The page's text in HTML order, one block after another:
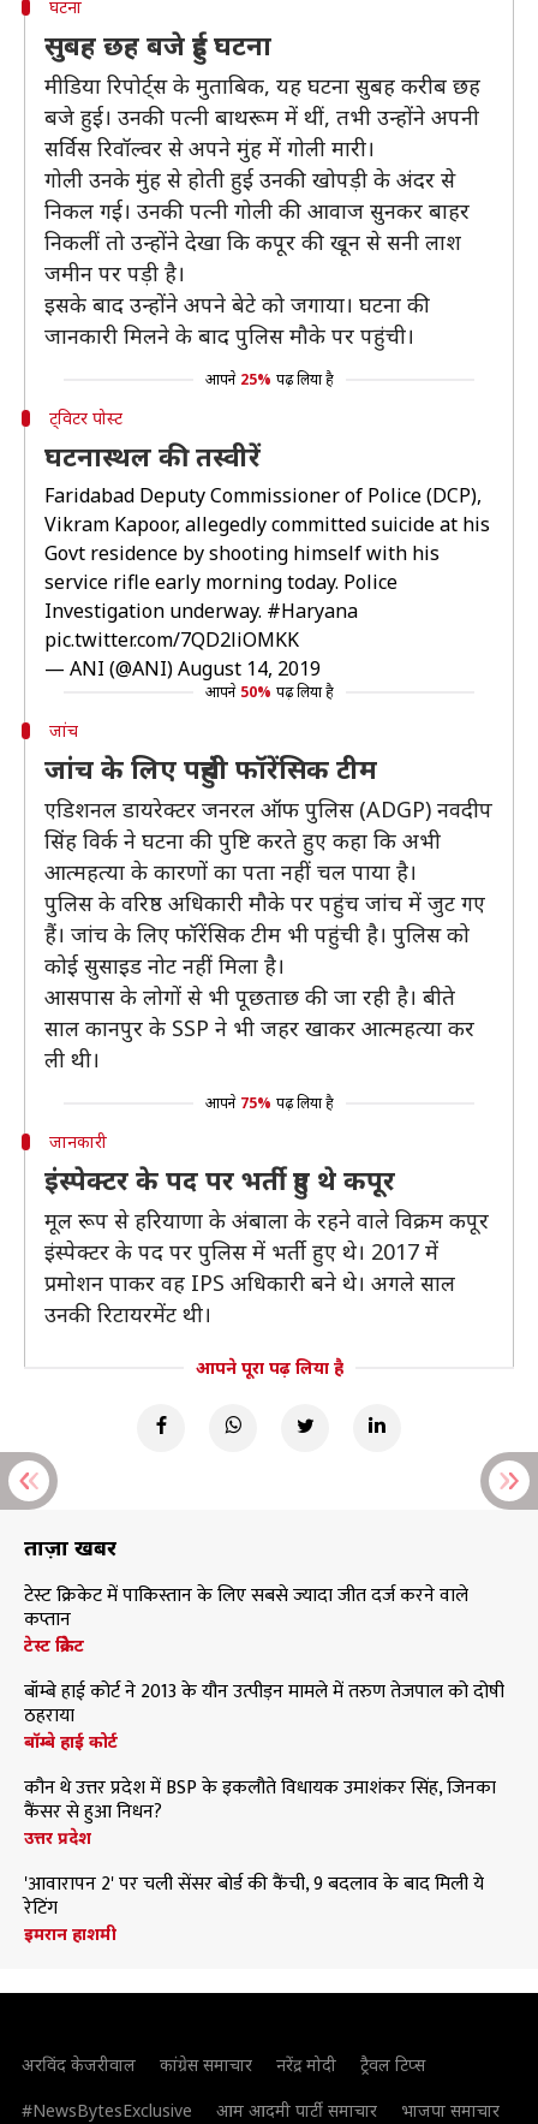
घटना
सुबह छह बजे हुई घटना
मीडिया रिपोर्ट्स के मुताबिक, यह घटना सुबह करीब छह
बजे हुई। उनकी पत्नी बाथरूम में थीं, तभी उन्होंने अपनी
सर्विस रिवॉल्वर से अपने मुंह में गोली मारी।
गोली उनके मुंह से होती हुई उनकी खोपड़ी के अंदर से
निकल गई। उनकी पत्नी गोली की आवाज सुनकर बाहर
निकलीं तो उन्होंने देखा कि कपूर की खून से सनी लाश
जमीन पर पड़ी है।
इसके बाद उन्होंने अपने बेटे को जगाया। घटना की
जानकारी मिलने के बाद पुलिस मौके पर पहुंची।
आपने 25% पढ़ लिया है
ट्विटर पोस्ट
घटनास्थल की तस्वीरें
Faridabad Deputy Commissioner of Police (DCP),
Vikram Kapoor, allegedly committed suicide at his
Govt residence by shooting himself with his
service rifle early morning today. Police
Investigation underway. #Haryana
pic.twitter.com/7QD2liOMKK
— ANI (@ANI)August 14, 2019
आपने 50% पढ़ लिया है
जांच
जांच के लिए पहुंची फॉरेंसिक टीम
एडिशनल डायरेक्टर जनरल ऑफ पुलिस (ADGP) नवदीप
सिंह विर्क ने घटना की पुष्टि करते हुए कहा कि अभी
आत्महत्या के कारणों का पता नहीं चल पाया है।
पुलिस के वरिष्ठ अधिकारी मौके पर पहुंच जांच में जुट गए
हैं। जांच के लिए फॉरेंसिक टीम भी पहुंची है। पुलिस को
कोई सुसाइड नोट नहीं मिला है।
आसपास के लोगों से भी पूछताछ की जा रही है। बीते
साल कानपुर के SSP ने भी जहर खाकर आत्महत्या कर
ली थी।
आपने 75% पढ़ लिया है
जानकारी
इंस्पेक्टर के पद पर भर्ती हुए थे कपूर
मूल रूप से हरियाणा के अंबाला के रहने वाले विक्रम कपूर
इंस्पेक्टर के पद पर पुलिस में भर्ती हुए थे। 2017 में
प्रमोशन पाकर वह IPS अधिकारी बने थे। अगले साल
उनकी रिटायरमेंट थी।
आपने पूरा पढ़ लिया है
ताज़ा खबरें
टेस्ट क्रिकेट में पाकिस्तान के लिए सबसे ज्यादा जीत दर्ज करने वाले
कप्तान
टेस्ट क्रिकेट
बॉम्बे हाई कोर्ट ने 2013 के यौन उत्पीड़न मामले में तरुण तेजपाल को दोषी
ठहराया
बॉम्बे हाई कोर्ट
कौन थे उत्तर प्रदेश में BSP के इकलौते विधायक उमाशंकर सिंह, जिनका
कैंसर से हुआ निधन?
उत्तर प्रदेश
'आवारापन 2' पर चली सेंसर बोर्ड की कैंची, 9 बदलाव के बाद मिली ये
रेटिंग
इमरान हाशमी
अरविंद केजरीवाल कांग्रेस समाचार नरेंद्र मोदी
ट्रैवल टिप्स
#NewsBytesExclusive
आम आदमी पार्टी समाचार भाजपा समाचार